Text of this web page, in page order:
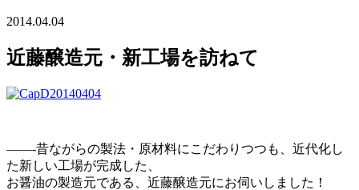
2014.04.04
近藤醸造元・新工場を訪ねて
——-昔ながらの製法・原材料にこだわりつつも、近代化し
た新しい工場が完成した、
お醤油の製造元である、近藤醸造元にお伺いしました！